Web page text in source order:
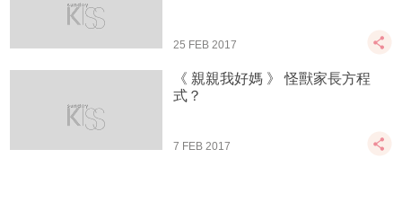
25 FEB 2017
《 親親我好媽 》 怪獸家長方程
式？
7 FEB 2017